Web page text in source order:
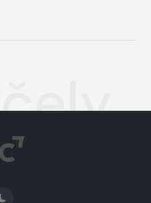
SVĚTLÝ/TMAVÝ REŽIM